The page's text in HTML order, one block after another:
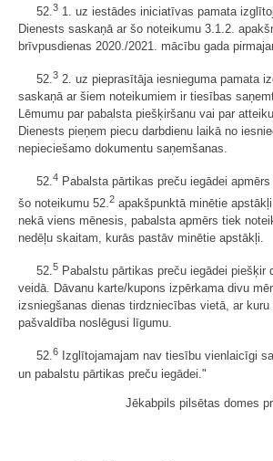
52. 3 1. uz iestādes iniciatīvas pamata
Dienests saskaņā ar šo noteikumu 3.1.2.
brīvpusdienas 2020./2021. mācību gada
52.3 2. uz pieprasītāja iesnieguma pamata
saskaņā ar šiem noteikumiem ir tiesības
Lēmumu par pabalsta piešķiršanu vai par
Dienests pieņem piecu darbdienu laikā no
nepieciešamo dokumentu saņemšanas.
52.4 Pabalsta pārtikas preču iegādei apmērs
šo noteikumu 52. 2 apakšpunktā minētie
nekā viens mēnesis, pabalsta apmērs tiek
nedēļu skaitam, kurās pastāv minētie apstākļi.
52.5 Pabalstu pārtikas preču iegādei piešķir
veidā. Dāvanu karte/kupons izpērkama divu
izsniegšanas dienas tirdzniecības vietā, ar
pašvaldība noslēgusi līgumu.
52.6
Izglītojamajam nav tiesību vienlaicīgi
un pabalstu pārtikas preču iegādei."
Jēkabpils pilsētas domes